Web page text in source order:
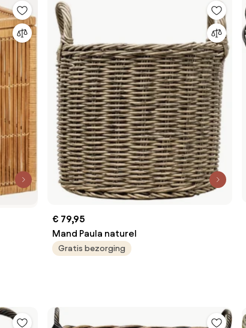
€ 79,95
Mand Paula naturel
Gratis bezorging